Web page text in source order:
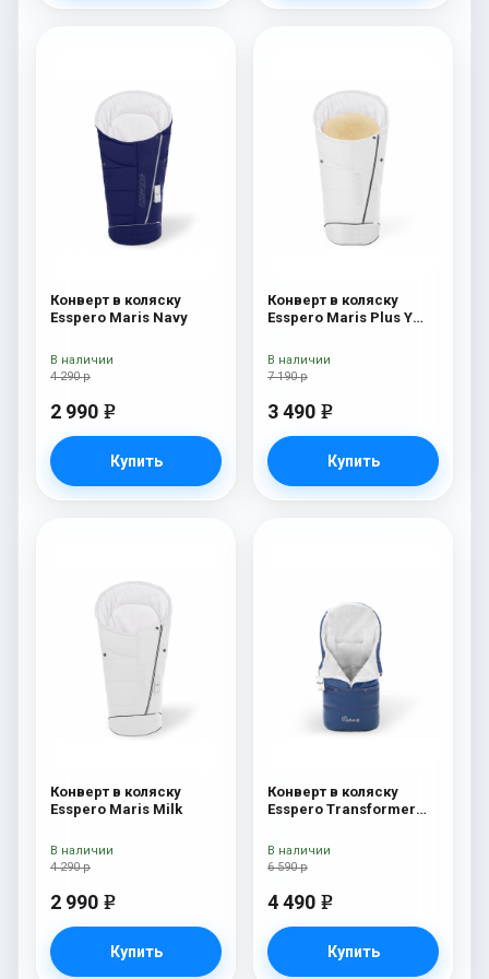
Конверт в коляску
Esspero Maris Navy
4 290 р
2 990 e
Купить
В наличии
Конверт в коляску
Esspero Maris Plus Y
мех) Milk
7 190 р
3 490 e
Купить
В наличии
Конверт в коляску
Esspero Maris Milk
4 290 р
2 990 e
Купить
В наличии
Конверт в коляску
Esspero Transformer
100% шерсть) Navy
6 590 р
4 490 e
Купить
В наличии